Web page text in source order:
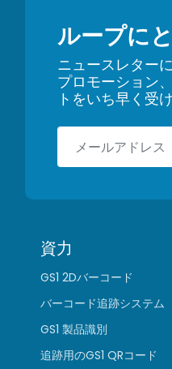
ループに
ニュースレター
プロモーション
トをいち早く受
資力
GS1 2Dバーコード
バーコード追跡システム
GS1 製品識別
追跡用のGS1 QRコード